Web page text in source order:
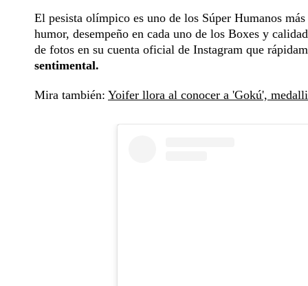
El pesista olímpico es uno de los Súper Humanos
humor, desempeño en cada uno de los Boxes y
de fotos en su cuenta oficial de Instagram que
sentimental.
Mira también: Yoifer llora al conocer a 'Gokú',